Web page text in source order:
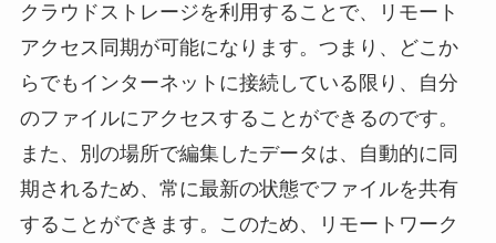
クラウドストレージを利用することで、リモート
アクセス同期が可能になります。つまり、どこか
らでもインターネットに接続している限り、自分
のファイルにアクセスすることができるのです。
また、別の場所で編集したデータは、自動的に同
期されるため、常に最新の状態でファイルを共有
することができます。このため、リモートワーク